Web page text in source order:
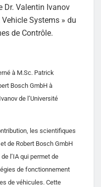
Dr. Valentin Ivanov
Systems » du
de Contrôle.
à M.Sc. Patrick
Bosch GmbH à
de l’Université
les scientifiques
de Robert Bosch GmbH
l’IA qui permet de
de fonctionnement
de véhicules. Cette